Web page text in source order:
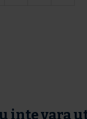
inte vara